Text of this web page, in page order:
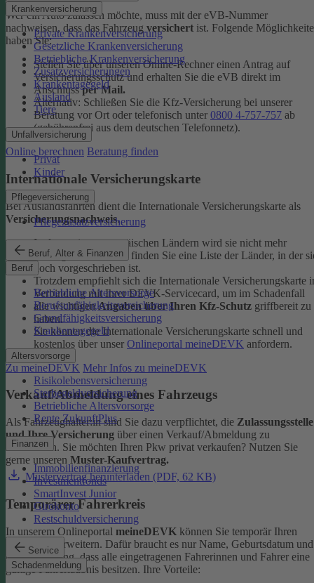
Krankenversicherung
Private Krankenversicherung
Gesetzliche Krankenversicherung
Betriebliche Krankenversicherung
Zusatzversicherungen
Krankentagegeld
Ausland
Tiere
Unfallversicherung
Privat
Kinder
Pflegeversicherung
Pflegezusatzversicherung
Beruf, Alter & Finanzen
Beruf
Betriebliche Altersvorsorge
Berufsunfähigkeitsversicherung
Grundfähigkeitsversicherung
Krankentagegeld
Altersvorsorge
Risikolebensversicherung
Sterbegeldversicherung
Betriebliche Altersvorsorge
Rente ZukunftPlus
Finanzen
Immobilienfinanzierung
Investmentfonds
SmartInvest Junior
Girokonto
Restschuldversicherung
Service
Schadenmeldung
Wer ein Auto zulassen möchte, muss mit der eVB-Nummer
nachweisen, dass das Fahrzeug versichert ist. Folgende
haben Sie:
Stellen Sie über unseren Online-Rechner einen Antrag auf
Versicherungsschutz und erhalten Sie die eVB direkt im
Anschlussper Mail.
Alternativ: Schließen Sie die Kfz-​Versicherung bei unserer
Beratung vor Ort oder telefonisch unter 0800 4-​757-757 ab
(gebührenfrei aus dem deutschen Telefonnetz).
Online berechnen Beratung finden
Internationale Versicherungskarte
Bei Auslandsfahrten dient die Internationale Versicherungskarte als
Versicherungsnachweis.
In den meisten europäischen Ländern wird sie nicht mehr
verlangt. In denFAQ
finden Sie eine Liste der Länder, in der
noch vorgeschrieben ist.
Trotzdem empfiehlt sich die Internationale Versicherungskarte
Verbindung mit Ihrer DEVK-Servicecard, um im Schadenfall
alle wichtigenAngaben über Ihren Kfz-Schutz griffbereit zu
haben.
Sie können die Internationale Versicherungskarte schnell und
kostenlos über unser Onlineportal meineDEVK anfordern.
Zu meineDEVK Mehr Infos zu meineDEVK
Verkauf/Abmeldung eines Fahrzeugs
Als Fahrzeughalter:in sind Sie dazu verpflichtet, die Zulassungsstelle
und Ihre Versicherung über einen Verkauf/Abmeldung zu
informieren. Sie möchten Ihren Pkw privat verkaufen? Nutzen Sie
gerne unseren Muster-Kaufvertrag.
Mustervertrag herunterladen (PDF, 62 KB)
Temporärer Fahrerkreis
In unserem Onlineportal meineDEVK können Sie temporär Ihren
Fahrerkreis erweitern. Dafür braucht es nur Name, Geburtsdatum und
die Bestätigung, dass alle eingetragenen Fahrerinnen und Fahrer eine
gültige Fahrerlaubnis besitzen. Ihre Vorteile: